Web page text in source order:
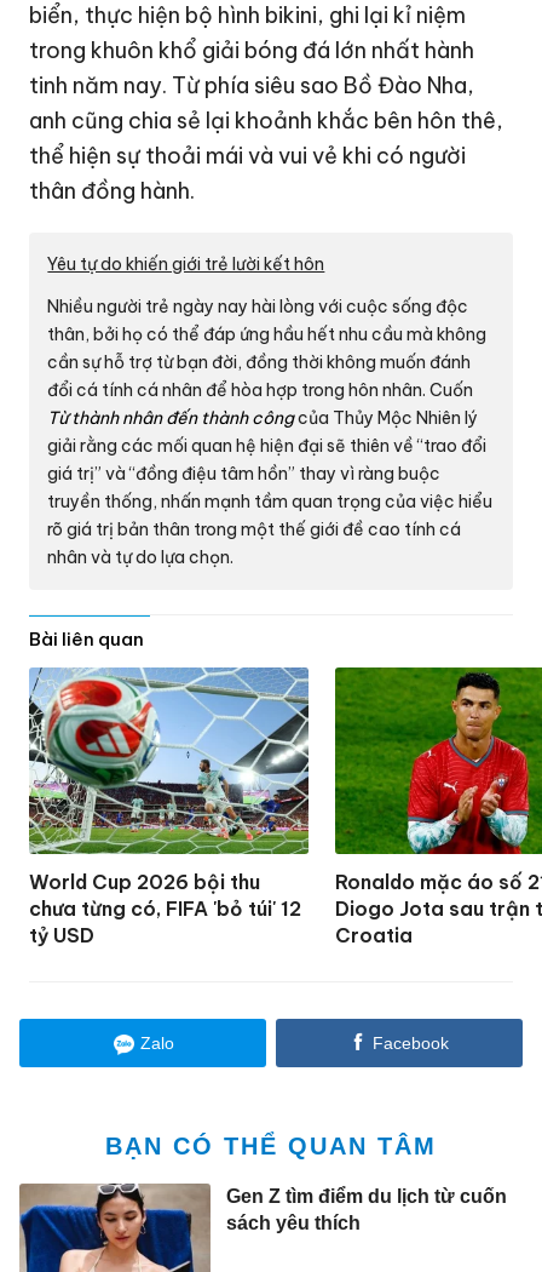
biển, thực hiện bộ hình bikini, ghi lại kỉ niệm
trong khuôn khổ giải bóng đá lớn nhất hành
tinh năm nay. Từ phía siêu sao Bồ Đào Nha,
anh cũng chia sẻ lại khoảnh khắc bên hôn thê,
thể hiện sự thoải mái và vui vẻ khi có người
thân đồng hành.
Yêu tự do khiến giới trẻ lười kết hôn
Nhiều người trẻ ngày nay hài lòng với cuộc sống độc
thân, bởi họ có thể đáp ứng hầu hết nhu cầu mà không
cần sự hỗ trợ từ bạn đời, đồng thời không muốn đánh
đổi cá tính cá nhân để hòa hợp trong hôn nhân. Cuốn
Từ thành nhân đến thành côngcủa Thủy Mộc Nhiên lý
giải rằng các mối quan hệ hiện đại sẽ thiên về “trao đổi
giá trị” và “đồng điệu tâm hồn” thay vì ràng buộc
truyền thống, nhấn mạnh tầm quan trọng của việc hiểu
rõ giá trị bản thân trong một thế giới đề cao tính cá
nhân và tự do lựa chọn.
Bài liên quan
World Cup 2026 bội thu
chưa từng có, FIFA 'bỏ túi' 12
tỷ USD
Ronaldo mặc áo số
Diogo Jota sau trận
Croatia
Zalo Facebook
BẠN CÓ THỂ QUAN TÂM
Gen Z tìm điểm du lịch từ cuốn
sách yêu thích